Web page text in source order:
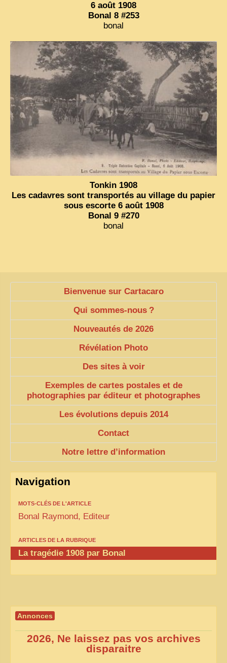
6 août 1908
Bonal 8 #253
bonal
Tonkin 1908
Les cadavres sont transportés au village du papier
sous escorte 6 août 1908
Bonal 9 #270
bonal
Bienvenue sur Cartacaro
Qui sommes-nous ?
Nouveautés de 2026
Révélation Photo
Des sites à voir
Exemples de cartes postales et de
photographies par éditeur et photographes
Les évolutions depuis 2014
Contact
Notre lettre d’information
Navigation
MOTS-CLÉS DE L'ARTICLE
Bonal Raymond, Editeur
ARTICLES DE LA RUBRIQUE
La tragédie 1908 par Bonal
Annonces
2026, Ne laissez pas vos archives
disparaitre